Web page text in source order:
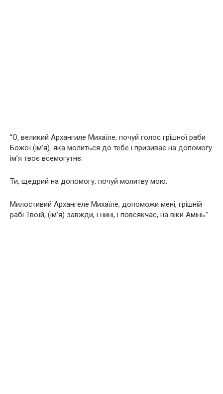
“О, великий Архангиле Михаїле, почуй голос грішної раби
Божої (ім’я). яка молиться до тебе і призиває на допомогу
ім’я твоє всемогутнє.
Ти, щедрий на допомогу, почуй молитву мою.
Милостивий Архангеле Михаїле, допоможи мені, грішній
рабі Твоїй, (ім’я) завжди, і нині, і повсякчас, на віки Амінь.”